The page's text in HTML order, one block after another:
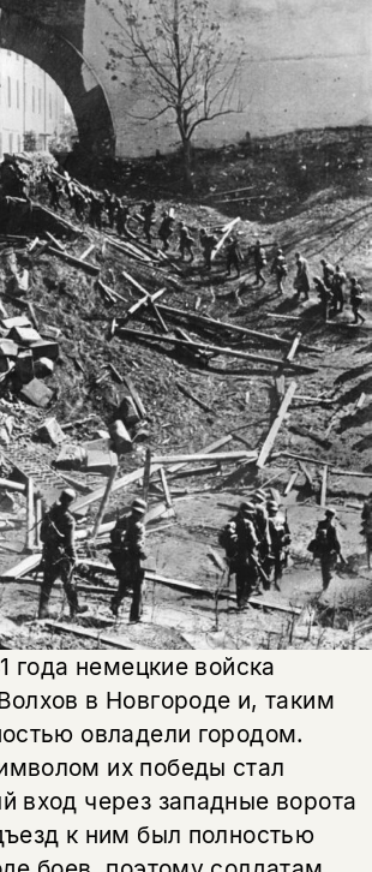
года немецкие войска
в Новгороде и, таким
овладели городом.
их победы стал
вход через западные ворота
к ним был полностью